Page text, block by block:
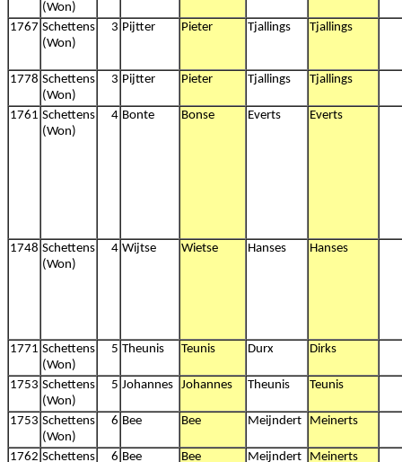
(Won)
1767 Schettens
(Won)
3 Pijtter Pieter Tjallings Tjallings
1778 Schettens
(Won)
3 Pijtter Pieter Tjallings Tjallings
1761 Schettens
(Won)
4 Bonte Bonse Everts Everts
1748 Schettens
(Won)
4 Wijtse Wietse Hanses Hanses
1771 Schettens
(Won)
5 Theunis Teunis Durx Dirks
1753 Schettens
(Won)
5 Johannes Johannes Theunis Teunis
1753 Schettens
(Won)
6 Bee Bee Meijndert Meinerts
1762 Schettens
6 Bee Bee Meijndert Meinerts